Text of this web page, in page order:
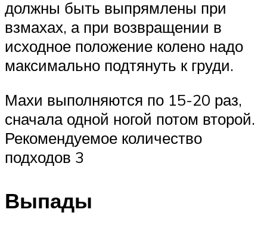
должны быть выпрямлены при
взмахах, а при возвращении в
исходное положение колено надо
максимально подтянуть к груди.
Махи выполняются по 15-20 раз,
сначала одной ногой потом второй.
Рекомендуемое количество
подходов 3
Выпады